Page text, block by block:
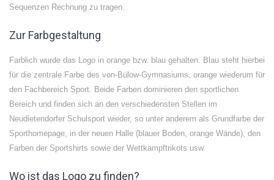
Sequenzen Rechnung zu tragen.
Zur Farbgestaltung
Farblich wurde das Logo in orange bzw. blau gehalten. Blau steht hierbei
für die zentrale Farbe des von-Bülow-Gymnasiums, orange wiederum für
den Fachbereich Sport. Beide Farben dominieren den sportlichen
Bereich und finden sich an den verschiedensten Stellen im
Neudietendorfer Schulsport wieder, so unter anderem als Grundfarbe der
Sporthomepage, in der neuen Halle (blauer Boden, orange Wände), den
Farben der Sportshirts sowie der Wettkampftrikots usw.
Wo ist das Logo zu finden?